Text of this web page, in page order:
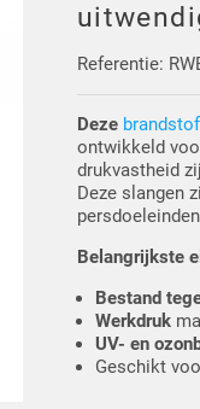
Referentie:
Deze
ontwikkeld
drukvastheid
Deze slangen
Belangrijkste
Bestand
Werkdruk
UV- en
Geschikt